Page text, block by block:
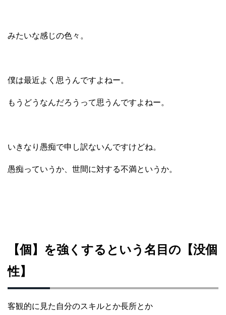
みたいな感じの色々。
僕は最近よく思うんですよねー。
もうどうなんだろうって思うんですよねー。
いきなり愚痴で申し訳ないんですけどね。
愚痴っていうか、 世間に対する不満というか。
【個】を強くするという名目の【没個
性】
客観的に見た自分のスキルとか長所とか